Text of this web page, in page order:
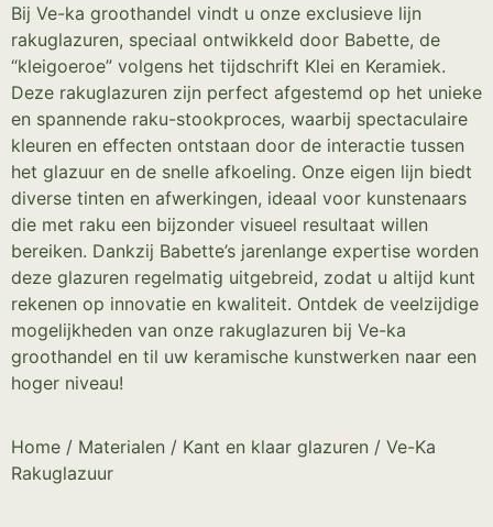
Bij Ve-ka groothandel vindt u onze exclusieve lijn
rakuglazuren, speciaal ontwikkeld door Babette, de
“kleigoeroe” volgens het tijdschrift Klei en Keramiek.
Deze rakuglazuren zijn perfect afgestemd op het unieke
en spannende raku-stookproces, waarbij spectaculaire
kleuren en effecten ontstaan door de interactie tussen
het glazuur en de snelle afkoeling. Onze eigen lijn biedt
diverse tinten en afwerkingen, ideaal voor kunstenaars
die met raku een bijzonder visueel resultaat willen
bereiken. Dankzij Babette’s jarenlange expertise worden
deze glazuren regelmatig uitgebreid, zodat u altijd kunt
rekenen op innovatie en kwaliteit. Ontdek de veelzijdige
mogelijkheden van onze rakuglazuren bij Ve-ka
groothandel en til uw keramische kunstwerken naar een
hoger niveau!
Home / Materialen / Kant en klaar glazuren / Ve-Ka
Rakuglazuur